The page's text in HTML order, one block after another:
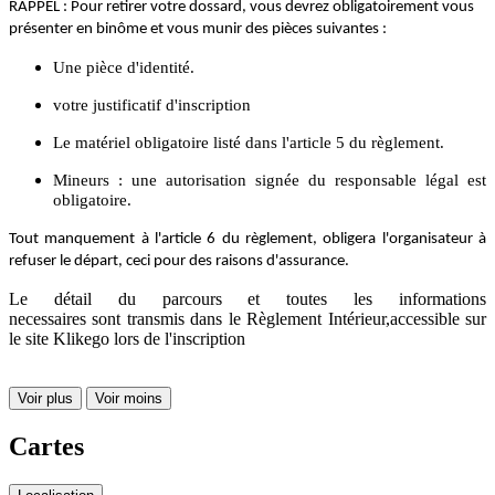
RAPPEL : Pour retirer votre dossard, vous devrez obligatoirement vous
présenter en binôme et vous munir des pièces suivantes :
Une pièce d'identité.
votre justificatif d'inscription
Le matériel obligatoire listé dans l'article 5 du règlement.
Mineurs : une autorisation signée du responsable légal est
obligatoire.
Tout manquement à l'article 6 du règlement, obligera l'organisateur à
refuser le départ, ceci pour des raisons d'assurance.
Le détail du parcours et toutes les informations
necessaires sont transmis dans le Règlement Intérieur,accessible sur
le site Klikego lors de l'inscription
Voir plus Voir moins
Cartes